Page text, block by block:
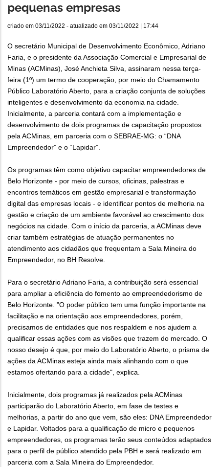
pequenas empresas
criado em 03/11/2022 - atualizado em 03/11/2022 | 17:44
O secretário Municipal de Desenvolvimento Econômico, Adriano
Faria, e o presidente da Associação Comercial e Empresarial de
Minas (ACMinas), José Anchieta Silva, assinaram nessa terça-
feira (1º) um termo de cooperação, por meio do Chamamento
Público Laboratório Aberto, para a criação conjunta de soluções
inteligentes e desenvolvimento da economia na cidade.
Inicialmente, a parceria contará com a implementação e
desenvolvimento de dois programas de capacitação propostos
pela ACMinas, em parceria com o SEBRAE-MG: o “DNA
Empreendedor” e o “Lapidar”.
Os programas têm como objetivo capacitar empreendedores de
Belo Horizonte - por meio de cursos, oficinas, palestras e
encontros temáticos em gestão empresarial e transformação
digital das empresas locais - e identificar pontos de melhoria na
gestão e criação de um ambiente favorável ao crescimento dos
negócios na cidade. Com o início da parceria, a ACMinas deve
criar também estratégias de atuação permanentes no
atendimento aos cidadãos que frequentam a Sala Mineira do
Empreendedor, no BH Resolve.
Para o secretário Adriano Faria, a contribuição será essencial
para ampliar a eficiência do fomento ao empreendedorismo de
Belo Horizonte. "O poder público tem uma função importante na
facilitação e na orientação aos empreendedores, porém,
precisamos de entidades que nos respaldem e nos ajudem a
qualificar essas ações com as visões que trazem do mercado. O
nosso desejo é que, por meio do Laboratório Aberto, o prisma de
ações da ACMinas esteja ainda mais alinhando com o que
estamos ofertando para a cidade", explica.
Inicialmente, dois programas já realizados pela ACMinas
participarão do Laboratório Aberto, em fase de testes e
melhorias, a partir do ano que vem, são eles: DNA Empreendedor
e Lapidar. Voltados para a qualificação de micro e pequenos
empreendedores, os programas terão seus conteúdos adaptados
para o perfil de público atendido pela PBH e será realizado em
parceria com a Sala Mineira do Empreendedor.